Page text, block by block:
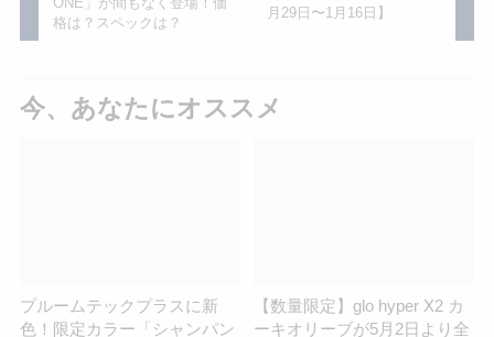
格は？スペックは？
月29日〜1月16日】
今、あなたにオススメ
プルームテックプラスに新
色！限定カラー「シャンパン
【数量限定】glo hyper X2 カ
ーキオリーブが5月2日より全